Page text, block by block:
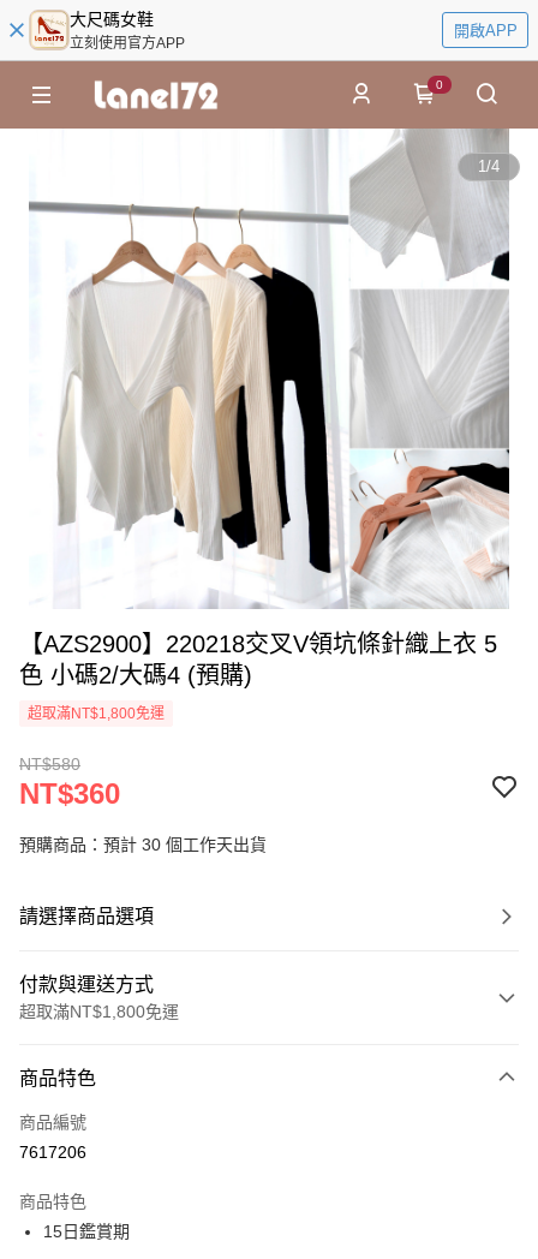
大尺碼女鞋
立刻使用官方APP
開啟APP
0
1/4
【AZS2900】220218交叉V領坑條針織上衣 5
色 小碼2/大碼4 (預購)
超取滿NT$1,800免運
NT$580
NT$360
預購商品：預計 30 個工作天出貨
請選擇商品選項
付款與運送方式
超取滿NT$1,800免運
信用卡一次付款
超商取貨付款
Apple Pay
商品特色
商品編號
7617206
商品特色
15日鑑賞期